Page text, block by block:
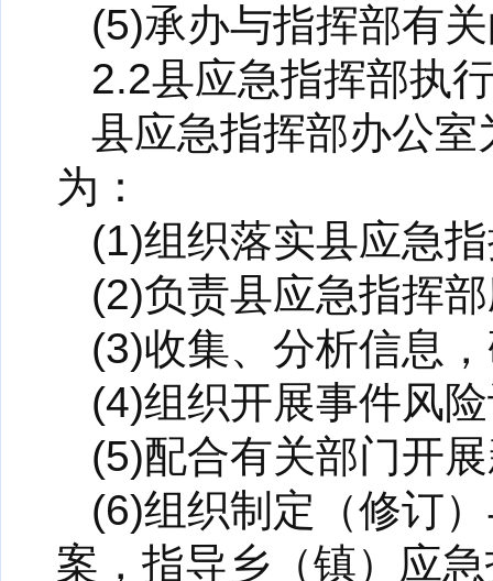
(5)承办与指挥部有
2.2县应急指挥部执
县应急指挥部办公
为：
(1)组织落实县应急
(2)负责县应急指挥
(3)收集、分析信息
(4)组织开展事件风
(5)配合有关部门开
(6)组织制定（修订
案，指导乡（镇）应